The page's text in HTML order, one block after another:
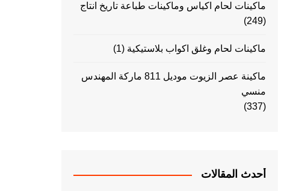
ماكينات لحام اكياس وماكينات طباعة تاريخ انتاج
(249)
ماكينات لحام وغلق اكواب بلاستيكية (1)
ماكينة عصر الزيوت موديل 811 ماركة المهندس
منسي
(337)
أحدث المقالات